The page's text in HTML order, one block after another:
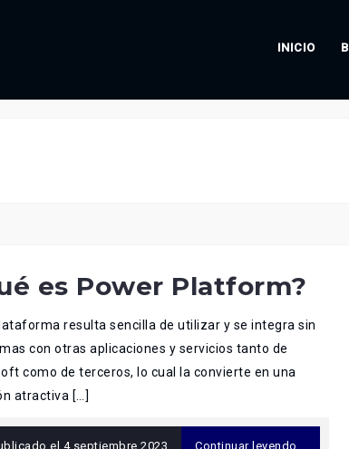
INICIO
es Power Platform?
resulta sencilla de utilizar y se integra sin
con otras aplicaciones y servicios tanto de
como de terceros, lo cual la convierte en una
atractiva […]
el 4 septiembre 2023 Continuar leyendo...